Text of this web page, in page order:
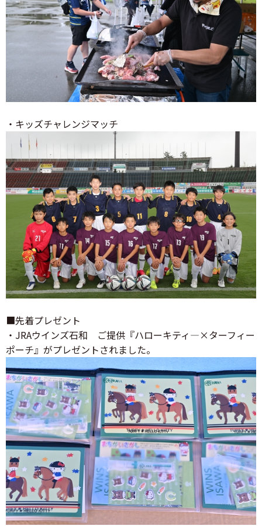
・キッズチャレンジマッチ
■先着プレゼント
・JRAウインズ石和 ご提供『ハローキティ―×ターフィー
ポーチ』がプレゼントされました。